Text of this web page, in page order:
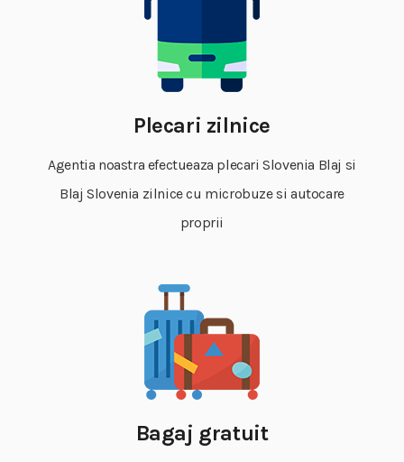
Plecari zilnice
Agentia noastra efectueaza plecari Slovenia Blaj si
Blaj Slovenia zilnice cu microbuze si autocare
proprii
Bagaj gratuit